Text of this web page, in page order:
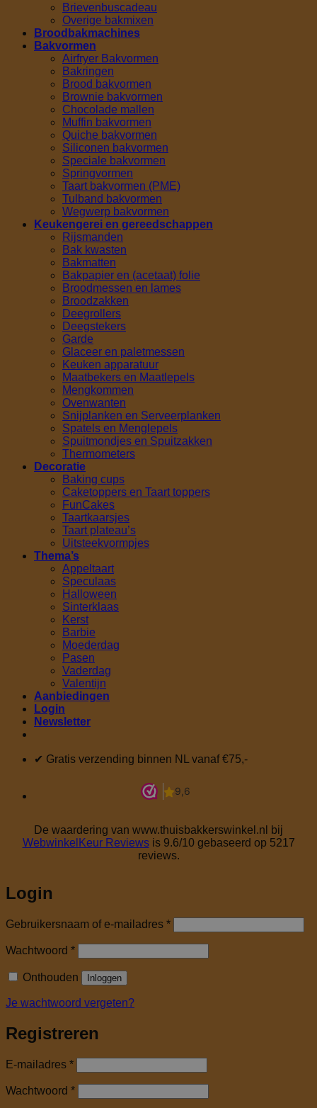
Brievenbuscadeau
Overige bakmixen
Broodbakmachines
Bakvormen
Airfryer Bakvormen
Bakringen
Brood bakvormen
Brownie bakvormen
Chocolade mallen
Muffin bakvormen
Quiche bakvormen
Siliconen bakvormen
Speciale bakvormen
Springvormen
Taart bakvormen (PME)
Tulband bakvormen
Wegwerp bakvormen
Keukengerei en gereedschappen
Rijsmanden
Bak kwasten
Bakmatten
Bakpapier en (acetaat) folie
Broodmessen en lames
Broodzakken
Deegrollers
Deegstekers
Garde
Glaceer en paletmessen
Keuken apparatuur
Maatbekers en Maatlepels
Mengkommen
Ovenwanten
Snijplanken en Serveerplanken
Spatels en Menglepels
Spuitmondjes en Spuitzakken
Thermometers
Decoratie
Baking cups
Caketoppers en Taart toppers
FunCakes
Taartkaarsjes
Taart plateau’s
Uitsteekvormpjes
Thema’s
Appeltaart
Speculaas
Halloween
Sinterklaas
Kerst
Barbie
Moederdag
Pasen
Vaderdag
Valentijn
Aanbiedingen
Login
Newsletter
✔ Gratis verzending binnen NL vanaf €75,-
De waardering van www.thuisbakkerswinkel.nl bij
WebwinkelKeur Reviewsis 9.6/10 gebaseerd op 5217
reviews.
Login
Gebruikersnaam of e-mailadres *Vereist
Wachtwoord *Vereist
Onthouden Inloggen
Je wachtwoord vergeten?
Registreren
E-mailadres *Vereist
Wachtwoord *Vereist